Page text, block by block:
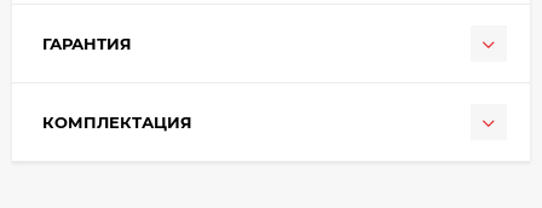
ГАРАНТИЯ
КОМПЛЕКТАЦИЯ